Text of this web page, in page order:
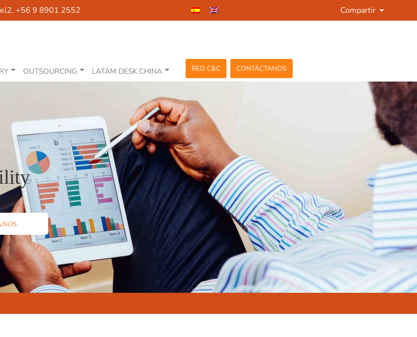
+56 9 8901 2552 Compartir
OUTSOURCING LATAM DESK CHINA RED C&C CONTÁCTANOS